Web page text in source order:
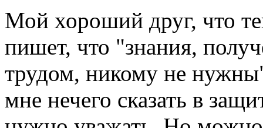
Мой хороший друг, что
пишет, что "знания,
трудом, никому не
мне нечего сказать в